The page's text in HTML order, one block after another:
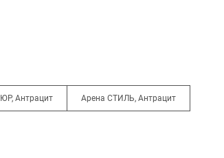
Антрацит Арена СТИЛЬ, Антрацит